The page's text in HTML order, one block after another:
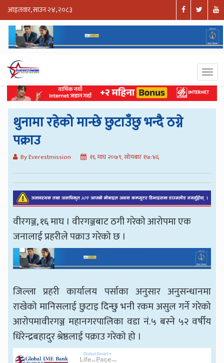
आइतवार, साउन २४, २०८३
थुनामा रहेको मान्छे छुटाउँछु भन्दै ठग्ने
पक्राउ
By Everestmission १६ माघ २०७९, सोमबार १७:४६
वीरगञ्ज, १६ माघ । वीरगञ्जबाट ठगी गरेको आरोपमा एक
जनालाई प्रहरीले पक्राउ गरेको छ ।
जिल्ला प्रहरी कार्यालय पर्साका अनुसार अनुसन्धानमा
राखेको मानिसलाई छुटाइ दिन्छु भनी रकम असुल गर्ने गरेको
आरोपमावीरगञ्ज महानगरपालिका वडा नं.५ बस्ने ५२ वर्षीय
धिरेन्द्रबहादुर श्रेष्ठलाई पक्राउ गरेको हो ।